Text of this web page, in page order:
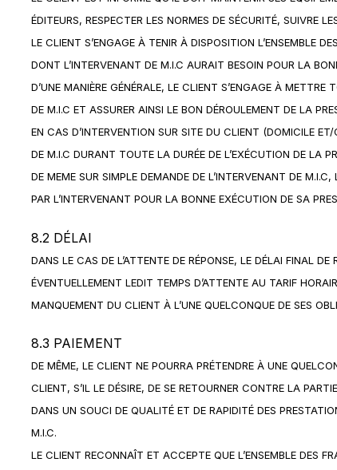
ÉDITEURS, RESPECTER LES NORMES DE SÉCURITÉ, SUIVRE
LE CLIENT S’ENGAGE À TENIR À DISPOSITION L’ENSEMBLE
DONT L’INTERVENANT DE M.I.C AURAIT BESOIN POUR LA
D’UNE MANIÈRE GÉNÉRALE, LE CLIENT S’ENGAGE À
DE M.I.C ET ASSURER AINSI LE BON DÉROULEMENT DE LA
EN CAS D’INTERVENTION SUR SITE DU CLIENT (DOMICILE
DE M.I.C DURANT TOUTE LA DURÉE DE L’EXÉCUTION DE LA
DE MEME SUR SIMPLE DEMANDE DE L’INTERVENANT DE
PAR L’INTERVENANT POUR LA BONNE EXÉCUTION DE SA
8.2 DÉLAI
DANS LE CAS DE L’ATTENTE DE RÉPONSE, LE DÉLAI FINAL
ÉVENTUELLEMENT LEDIT TEMPS D’ATTENTE AU TARIF
MANQUEMENT DU CLIENT À L’UNE QUELCONQUE DE SES
8.3 PAIEMENT
DE MÊME, LE CLIENT NE POURRA PRÉTENDRE À UNE
CLIENT, S’IL LE DÉSIRE, DE SE RETOURNER CONTRE LA
DANS UN SOUCI DE QUALITÉ ET DE RAPIDITÉ DES
M.I.C.
LE CLIENT RECONNAÎT ET ACCEPTE QUE L’ENSEMBLE DES